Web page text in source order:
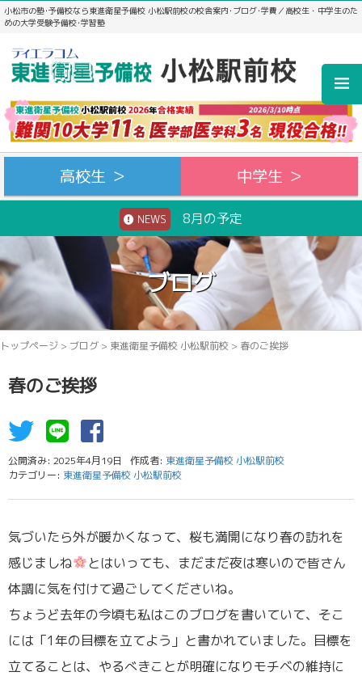
小松市の塾･予備校なら東進衛星予備校 小松駅前校の校舎案内･ブログ･学費／高校生・中学生のた
めの大学受験予備校･学習塾
高校生 ＞ 中学生 ＞
NEWS 8月の予定
ブログ
トップページ > ブログ > 東進衛星予備校 小松駅前校 > 春のご挨拶
春のご挨拶
公開済み: 2025年4月19日 作成者: 東進衛星予備校 小松駅前校
カテゴリー: 東進衛星予備校 小松駅前校
気づいたら外が暖かくなって、桜も満開になり春の訪れを
感じましね
とはいっても、まだまだ夜は寒いので皆さん
体調に気を付けて過ごしてくださいね。
ちょうど去年の今頃も私はこのブログを書いていて、そこ
には「1年の目標を立てよう」と書かれていました。目標を
立てることは、やるべきことが明確になりモチベの維持に